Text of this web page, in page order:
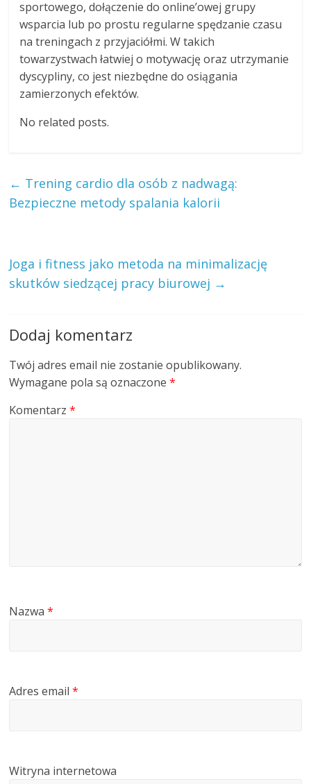
sportowego, dołączenie do online’owej grupy
wsparcia lub po prostu regularne spędzanie czasu
na treningach z przyjaciółmi. W takich
towarzystwach łatwiej o motywację oraz utrzymanie
dyscypliny, co jest niezbędne do osiągania
zamierzonych efektów.
No related posts.
← Trening cardio dla osób z nadwagą:
Bezpieczne metody spalania kalorii
Joga i fitness jako metoda na minimalizację
skutków siedzącej pracy biurowej →
Dodaj komentarz
Twój adres email nie zostanie opublikowany.
Wymagane pola są oznaczone*
Komentarz*
Nazwa*
Adres email*
Witryna internetowa